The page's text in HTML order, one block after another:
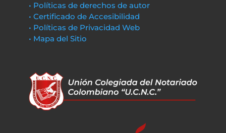
• Políticas de derechos de autor
• Certificado de Accesibilidad
• Políticas de Privacidad Web
• Mapa del Sitio